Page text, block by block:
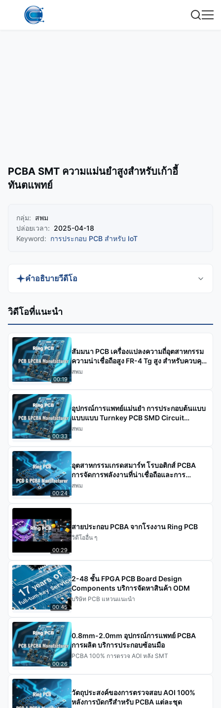
PCBA SMT ความแม่นยําสูงสําหรับเก้าอี้
ทันตแพทย์
กลุ่ม: สพม
ปล่อยเวลา: 2025-04-18
Keyword: การประกอบ PCB สําหรับ IoT
คําอธิบายวีดีโอ
ค้นพบ PCBA ล็อคประตูอัจฉริยะ Bluetooth ที่ปรับแต่ง
และใช้พลังงานต่ำนี้ผสานการเข้ารหัสขั้นสูง วิธีการ
ตรวจสอบสิทธิ์หลายวิธี และการเชื่อมต่ออัจฉริยะเพื่อ
การควบคุมการเข้าถึงที่ราบรื่น
วิดีโอที่แนะนํา
00:19
สัมมนา PCB เครื่องแปลงความถี่อุตสาหกรรม
ความน่าเชื่อถือสูง FR-4 Tg สูง สําหรับควบคุม
มอเตอร์
สพม
00:33
อุปกรณ์การแพทย์แม่นยํา การประกอบต้นแบบ
แบบแบบ Turnkey PCB SMD Circuit
Manufacturing
สพม
00:24
อุตสาหกรรมเกรดสมาร์ท โรบอติกส์ PCBA
การจัดการพลังงานที่น่าเชื่อถือและการ
ประมวลผลข้อมูลที่รวดเร็ว PCBA
สพม
00:29
สายประกอบ PCBA จากโรงงาน Ring PCB
วิดีโออื่น ๆ
00:45
2-48 ชั้น FPGA PCB Board Design
Components บริการจัดหาสินค้า ODM
บริษัท PCB แหวนแนะนํา
00:26
0.8mm-2.0mm อุปกรณ์การแพทย์ PCBA
การผลิต บริการประกอบซ้อนมือ
PCBA 100% การตรวจ AOI หลัง SMT
วัตถุประสงค์ของการตรวจสอบ AOI 100%
หลังการบัดกรีสำหรับ PCBA แต่ละชุด